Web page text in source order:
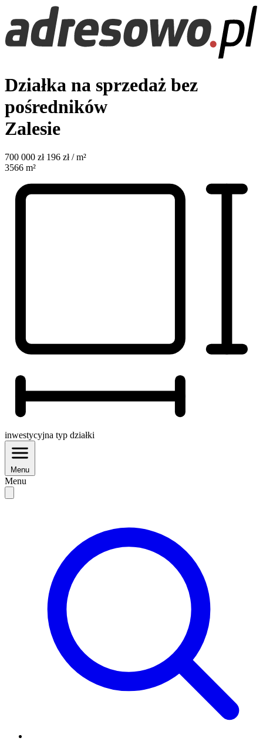
Działka na sprzedaż bez
pośredników
Zalesie
700 000 zł 196 zł / m²
3566 m²
inwestycyjna typ działki
Menu
Menu